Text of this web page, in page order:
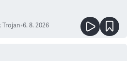
Trojan•6. 8. 2026